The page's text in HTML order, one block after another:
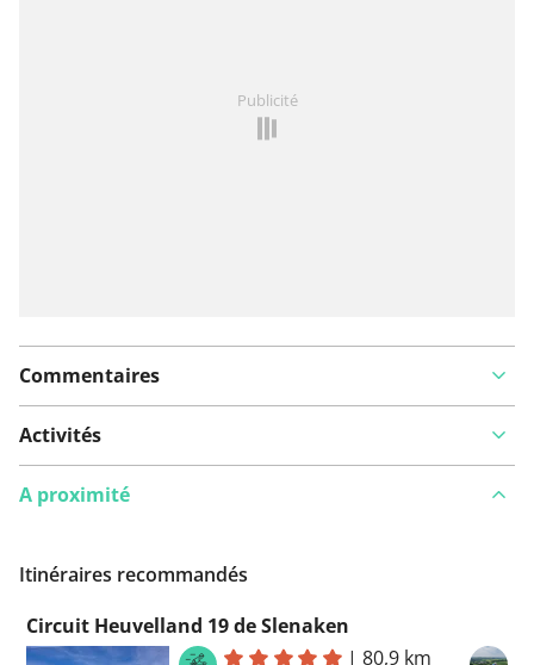
Publicité
Commentaires
Activités
A proximité
Itinéraires recommandés
Circuit Heuvelland 19 de Slenaken
|80,9 km